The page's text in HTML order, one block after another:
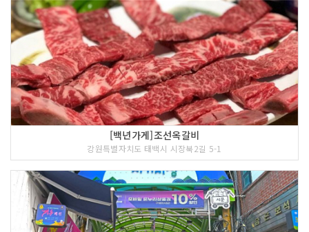
[백년가게]조선옥갈비
강원특별자치도 태백시 시장북2길 5-1